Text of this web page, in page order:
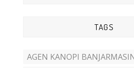
TAGS
AGEN KANOPI